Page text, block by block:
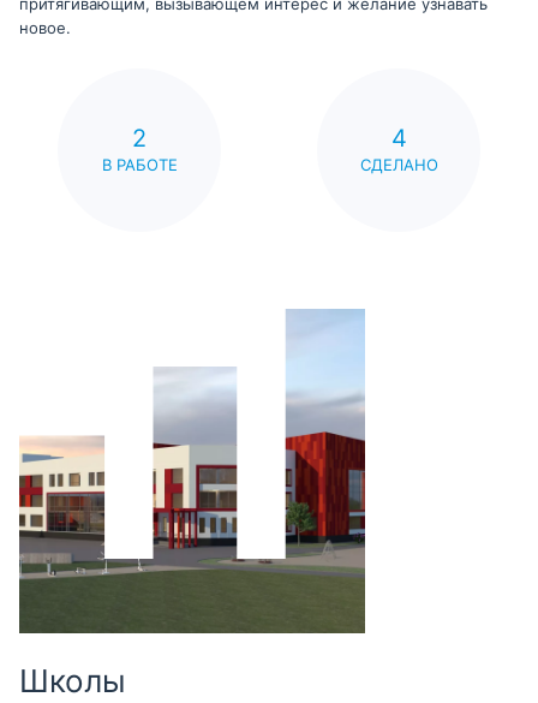
притягивающим, вызывающем интерес и желание узнавать
новое.
2
В РАБОТЕ
4
СДЕЛАНО
Школы